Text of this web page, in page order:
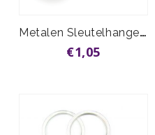
Metalen Sleutelhanger Tennisracket
€1,05